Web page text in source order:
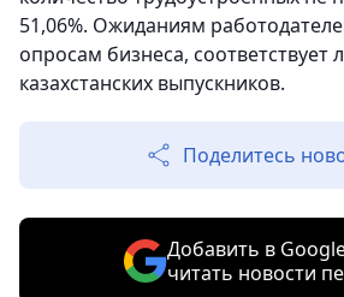
51,06%. Ожиданиям
опросам бизнеса, соответствует
казахстанских выпускников.
Поделитесь
Добавить в
читать новости